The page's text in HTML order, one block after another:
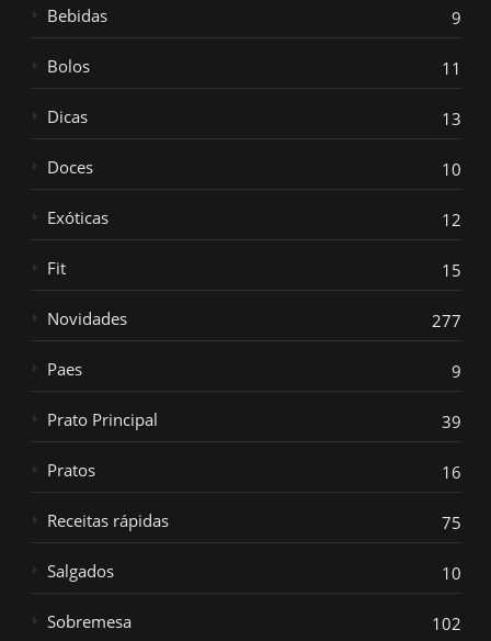
Bebidas 9
Bolos 11
Dicas 13
Doces 10
Exóticas 12
Fit 15
Novidades 277
Paes 9
Prato Principal 39
Pratos 16
Receitas rápidas 75
Salgados 10
Sobremesa 102